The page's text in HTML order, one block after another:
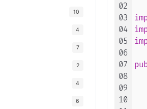
02
03
04
05
06
07
08
09
10
10
4
7
2
4
6